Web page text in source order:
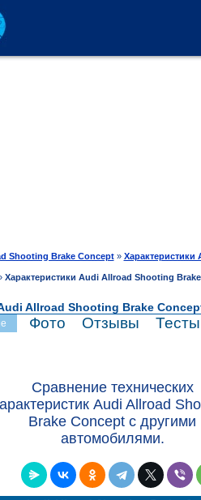
ТЕСТ-ДРАЙВ
ПРОДАЖА
Shooting Brake Concept» Характеристики
Характеристики Audi Allroad Shooting
Allroad Shooting Brake
Фото Отзывы Тесты
Сравнение технических
Audi Allroad
Brake Concept с другими
автомобилями.